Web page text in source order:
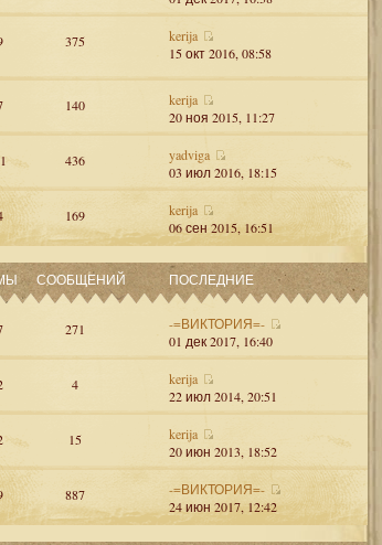
375
kerija
15 окт 2016, 08:58
140
kerija
20 ноя 2015, 11:27
436
yadviga
03 июл 2016, 18:15
169
kerija
06 сен 2015, 16:51
СООБЩЕНИЙ ПОСЛЕДНИЕ
271
-=ВИКТОРИЯ=-
01 дек 2017, 16:40
4
kerija
22 июл 2014, 20:51
15
kerija
20 июн 2013, 18:52
887
-=ВИКТОРИЯ=-
24 июн 2017, 12:42